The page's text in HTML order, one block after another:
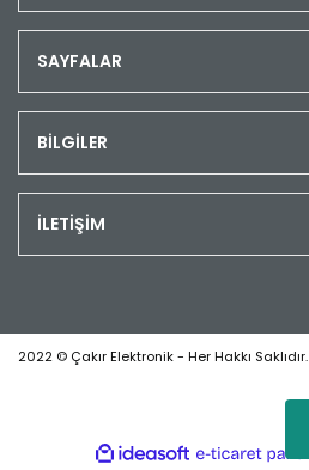
SAYFALAR
BİLGİLER
İLETİŞİM
2022 © Çakır Elektronik - Her Hakkı Saklıdır.
ideasoft